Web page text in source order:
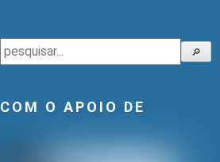
Pesquisar 🔎
COM O APOIO DE